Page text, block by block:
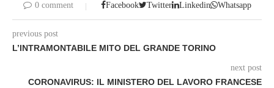
0 comment Facebook Twitter Linkedin Whatsapp
previous post
L’INTRAMONTABILE MITO DEL GRANDE TORINO
next post
CORONAVIRUS: IL MINISTERO DEL LAVORO FRANCESE